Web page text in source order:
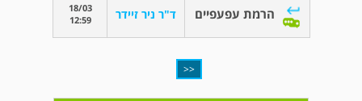
הרמת עפעפיים ד"ר ניר זיידר
18/03
12:59
<<